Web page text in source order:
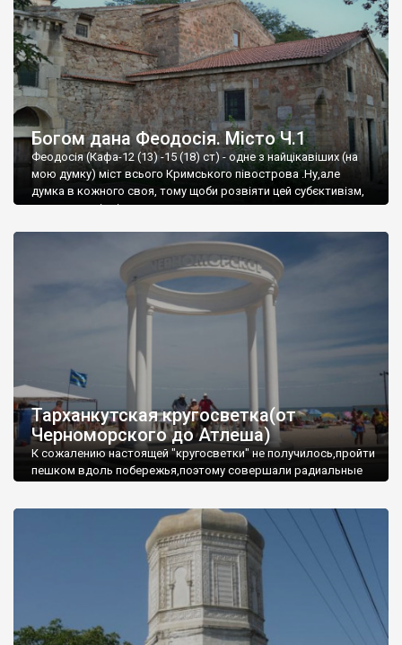
Богом дана Феодосія. Місто Ч.1
Феодосія (Кафа-12 (13) -15 (18) ст) - одне з найцікавіших (на
мою думку) міст всього Кримського півострова .Ну,але
думка в кожного своя, тому щоби розвіяти цей субєктивізм,
запрошую відвідати це
Тарханкутская кругосветка(от
Черноморского до Атлеша)
К сожалению настоящей "кругосветки" не получилось,пройти
пешком вдоль побережья,поэтому совершали радиальные